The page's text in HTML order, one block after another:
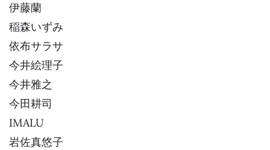
伊藤蘭
稲森いずみ
依布サラサ
今井絵理子
今井雅之
今田耕司
IMALU
岩佐真悠子